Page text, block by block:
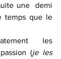
une  demi
temps que le
les
(je les